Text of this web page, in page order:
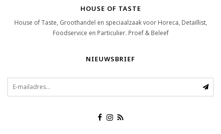
HOUSE OF TASTE
House of Taste, Groothandel en speciaalzaak voor Horeca, Detaillist,
Foodservice en Particulier. Proef & Beleef
NIEUWSBRIEF